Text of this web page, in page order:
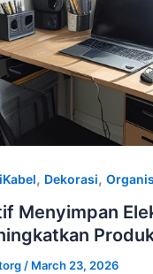
, Dekorasi,
Menyimpan
/ March 23, 2026